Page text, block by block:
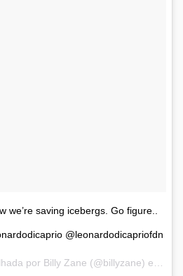
we’re saving icebergs. Go figure..
@leonardodicapriofdn